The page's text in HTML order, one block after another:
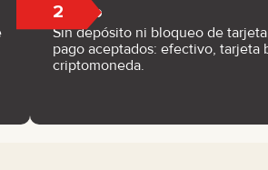
2 Pago
Sin depósito ni bloqueo de
pago aceptados: efectivo, tarjeta
criptomoneda.